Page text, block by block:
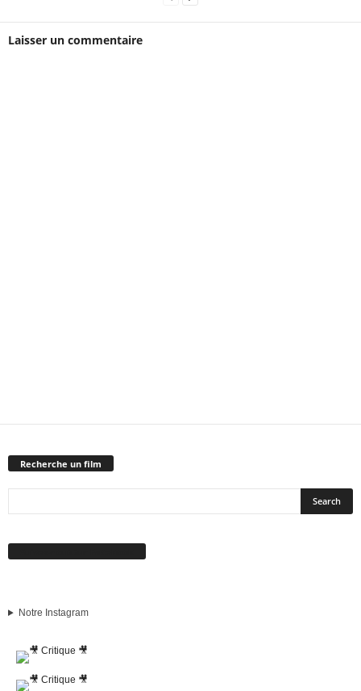
Laisser un commentaire
Recherche un film
Notre Instagram